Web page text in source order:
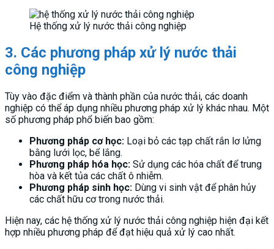
Hệ thống xử lý nước thải công nghiệp
3. Các phương pháp xử lý nước thải
công nghiệp
Tùy vào đặc điểm và thành phần của nước thải, các doanh
nghiệp có thể áp dụng nhiều phương pháp xử lý khác nhau. Một
số phương pháp phổ biến bao gồm:
Phương pháp cơ học: Loại bỏ các tạp chất rắn lơ lửng
bằng lưới lọc, bể lắng.
Phương pháp hóa học: Sử dụng các hóa chất để trung
hòa và kết tủa các chất ô nhiễm.
Phương pháp sinh học: Dùng vi sinh vật để phân hủy
các chất hữu cơ trong nước thải.
Hiện nay, các hệ thống xử lý nước thải công nghiệp hiện đại kết
hợp nhiều phương pháp để đạt hiệu quả xử lý cao nhất.